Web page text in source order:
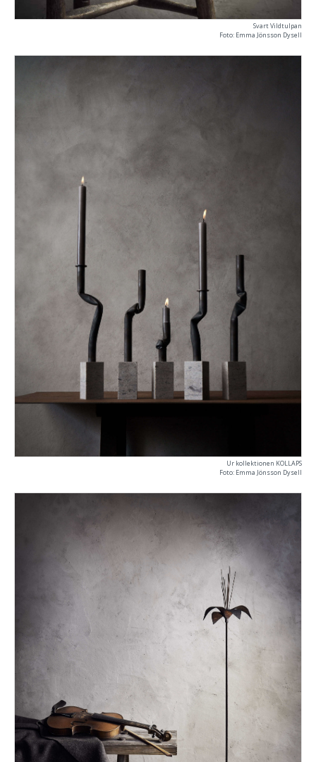
Svart Vildtulpan
Foto: Emma Jönsson Dysell
Ur kollektionen KOLLAPS
Foto: Emma Jönsson Dysell